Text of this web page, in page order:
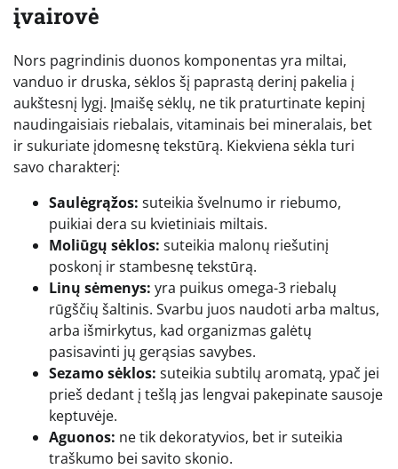
įvairovė
Nors pagrindinis duonos komponentas yra miltai,
vanduo ir druska, sėklos šį paprastą derinį pakelia į
aukštesnį lygį. Įmaišę sėklų, ne tik praturtinate kepinį
naudingaisiais riebalais, vitaminais bei mineralais, bet
ir sukuriate įdomesnę tekstūrą. Kiekviena sėkla turi
savo charakterį:
Saulėgrąžos: suteikia švelnumo ir riebumo,
puikiai dera su kvietiniais miltais.
Moliūgų sėklos: suteikia malonų riešutinį
poskonį ir stambesnę tekstūrą.
Linų sėmenys: yra puikus omega-3 riebalų
rūgščių šaltinis. Svarbu juos naudoti arba maltus,
arba išmirkytus, kad organizmas galėtų
pasisavinti jų gerąsias savybes.
Sezamo sėklos: suteikia subtilų aromatą, ypač jei
prieš dedant į tešlą jas lengvai pakepinate sausoje
keptuvėje.
Aguonos: ne tik dekoratyvios, bet ir suteikia
traškumo bei savito skonio.